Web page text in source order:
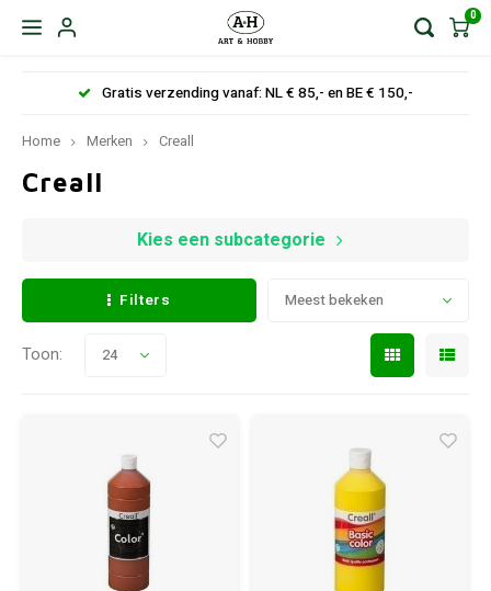
0
Gratis verzending vanaf: NL € 85,- en BE € 150,-
Home Merken Creall
Creall
Kies een subcategorie
Filters Meest bekeken
Toon: 24